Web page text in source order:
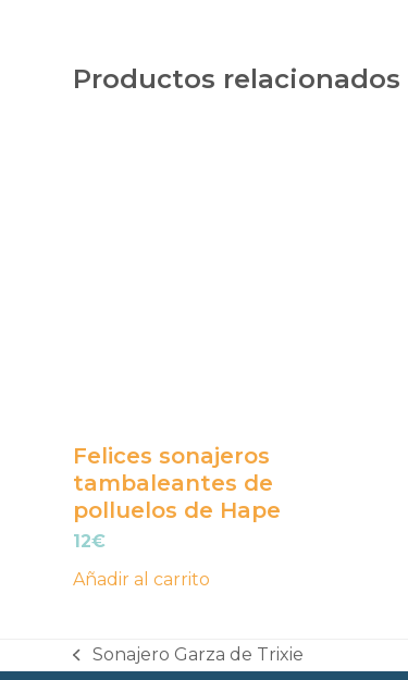
Productos relacionados
Felices sonajeros
tambaleantes de
polluelos de Hape
12€
Añadir al carrito
previous
Sonajero Garza de Trixie